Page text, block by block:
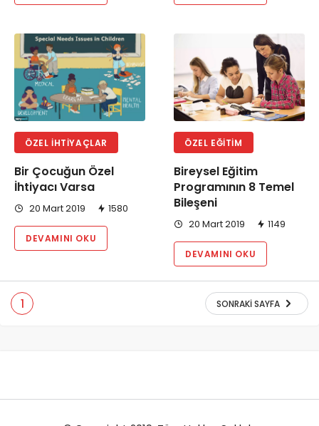
ÖZEL İHTIYAÇLAR
Bir Çocuğun Özel
İhtiyacı Varsa
20 Mart 2019 1580
DEVAMINI OKU
ÖZEL EĞITIM
Bireysel Eğitim
Programının 8 Temel
Bileşeni
20 Mart 2019 1149
DEVAMINI OKU
1 SONRAKI SAYFA